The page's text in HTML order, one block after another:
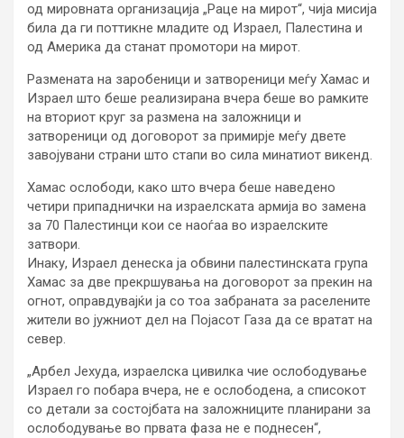
од мировната организација „Раце на мирот“, чија мисија
била да ги поттикне младите од Израел, Палестина и
од Америка да станат промотори на мирот.
Размената на заробеници и затвореници меѓу Хамас и
Израел што беше реализирана вчера беше во рамките
на вториот круг за размена на заложници и
затвореници од договорот за примирје меѓу двете
завојувани страни што стапи во сила минатиот викенд.
Хамас ослободи, како што вчера беше наведено
четири припаднички на израелската армија во замена
за 70 Палестинци кои се наоѓаа во израелските
затвори.
Инаку, Израел денеска ја обвини палестинската група
Хамас за две прекршувања на договорот за прекин на
огнот, оправдувајќи ја со тоа забраната за раселените
жители во јужниот дел на Појасот Газа да се вратат на
север.
„Арбел Јехуда, израелска цивилка чие ослободување
Израел го побара вчера, не е ослободена, а списокот
со детали за состојбата на заложниците планирани за
ослободување во првата фаза не е поднесен“,